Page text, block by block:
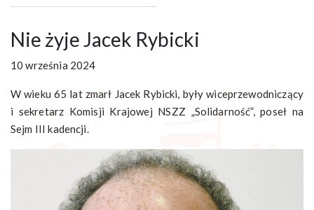
Nie żyje Jacek Rybicki
10 września 2024
W wieku 65 lat zmarł Jacek Rybicki, były wiceprzewodniczący
i sekretarz Komisji Krajowej NSZZ „Solidarność”, poseł na
Sejm III kadencji.